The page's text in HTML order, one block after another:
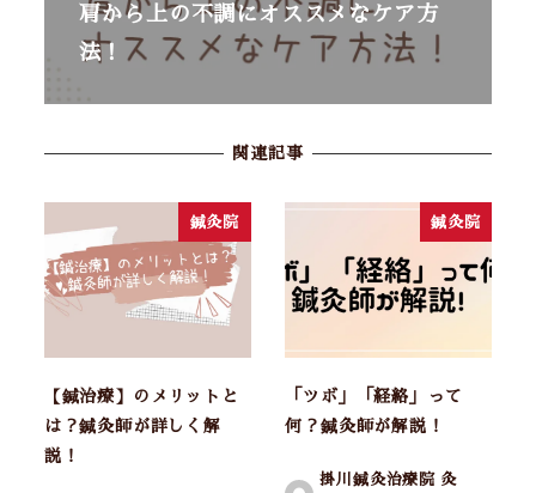
肩から上の不調にオススメなケア方
法！
関連記事
鍼灸院
【鍼治療】のメリットと
は？鍼灸師が詳しく解
説！
鍼灸院
「ツボ」「経絡」って
何？鍼灸師が解説！
掛川鍼灸治療院 灸